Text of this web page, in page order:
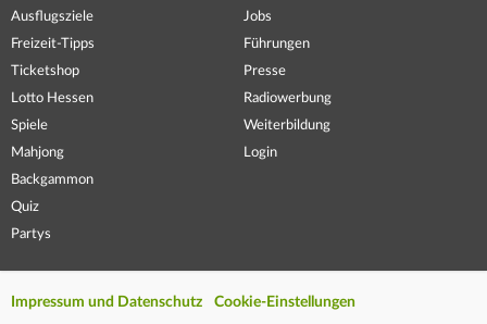
Ausflugsziele
Freizeit-Tipps
Ticketshop
Lotto Hessen
Spiele
Mahjong
Backgammon
Quiz
Partys
Jobs
Führungen
Presse
Radiowerbung
Weiterbildung
Login
Impressum und Datenschutz Cookie-Einstellungen